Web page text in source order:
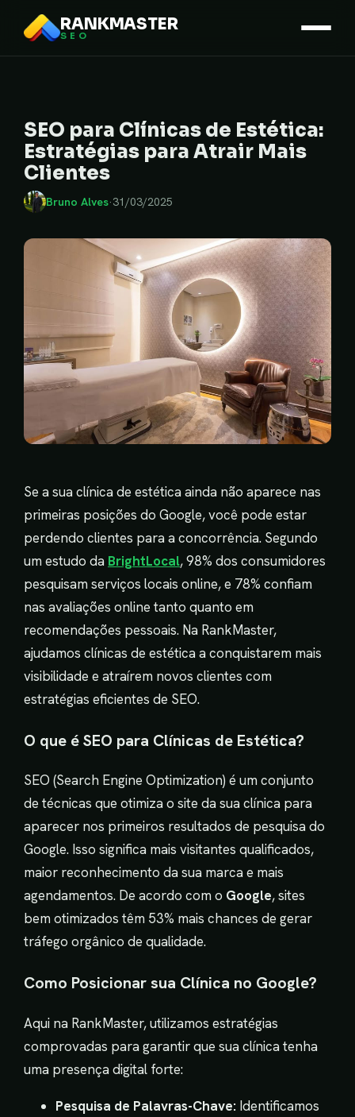
RANKMASTER
SEO
SEO para Clínicas de Estética:
Estratégias para Atrair Mais
Clientes
Bruno Alves·31/03/2025
Se a sua clínica de estética ainda não aparece nas
primeiras posições do Google, você pode estar
perdendo clientes para a concorrência. Segundo
um estudo da BrightLocal, 98% dos consumidores
pesquisam serviços locais online, e 78% confiam
nas avaliações online tanto quanto em
recomendações pessoais. Na RankMaster,
ajudamos clínicas de estética a conquistarem mais
visibilidade e atraírem novos clientes com
estratégias eficientes de SEO.
O que é SEO para Clínicas de Estética?
SEO (Search Engine Optimization) é um conjunto
de técnicas que otimiza o site da sua clínica para
aparecer nos primeiros resultados de pesquisa do
Google. Isso significa mais visitantes qualificados,
maior reconhecimento da sua marca e mais
agendamentos. De acordo com o Google, sites
bem otimizados têm 53% mais chances de gerar
tráfego orgânico de qualidade.
Como Posicionar sua Clínica no Google?
Aqui na RankMaster, utilizamos estratégias
comprovadas para garantir que sua clínica tenha
uma presença digital forte:
Pesquisa de Palavras-Chave: Identificamos